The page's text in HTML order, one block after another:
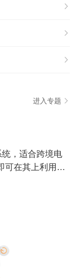
进入专题
，适合跨境电
可在其上利用各